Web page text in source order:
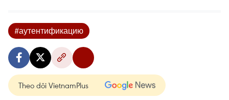
#аутентификацию
Theo dõi VietnamPlus